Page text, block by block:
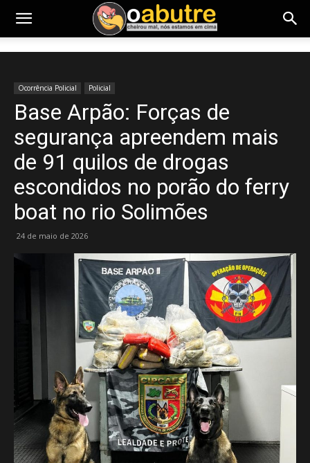
Ocorrência Policial Policial
Base Arpão: Forças de
segurança apreendem mais
de 91 quilos de drogas
escondidos no porão do ferry
boat no rio Solimões
24 de maio de 2026